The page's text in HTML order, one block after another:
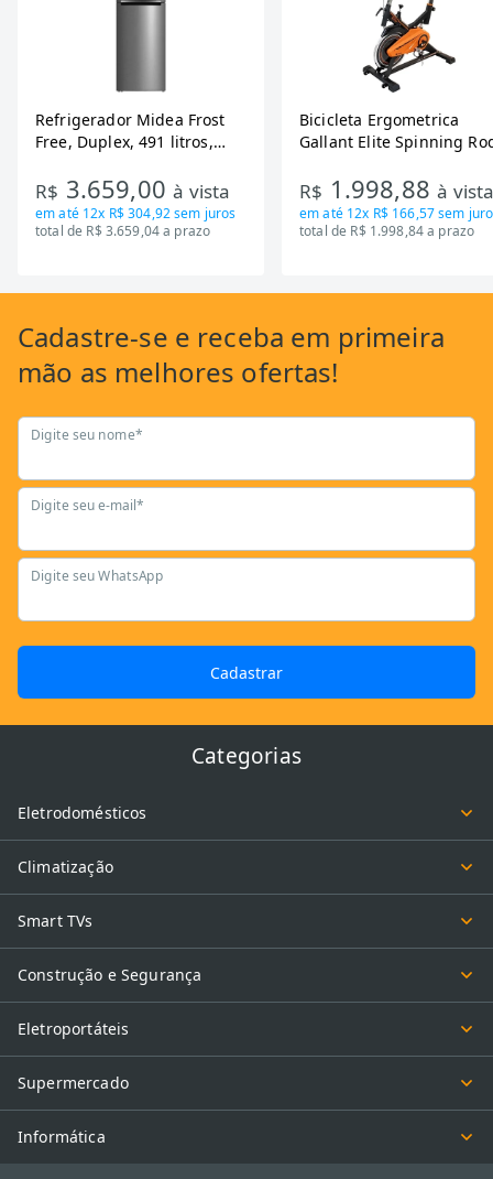
Refrigerador Midea Frost
Free, Duplex, 491 litros,
RT650EVK463)
R$ 3.659,00à vista
em até 12x R$ 304,92sem juros
total de R$ 3.659,04 a prazo
Bicicleta Ergometrica
Gallant Elite Spinning
Mecanica GSB13HBTA-PT
R$ 1.998,88à
em até 12x R$ 166,57sem
total de R$ 1.998,84 a prazo
Cadastre-se e receba em primeira
mão as melhores ofertas!
Digite seu nome*
Digite seu e-mail*
Digite seu WhatsApp
Cadastrar
Categorias
Eletrodomésticos
Climatização
Smart TVs
Construção e Segurança
Eletroportáteis
Supermercado
Informática